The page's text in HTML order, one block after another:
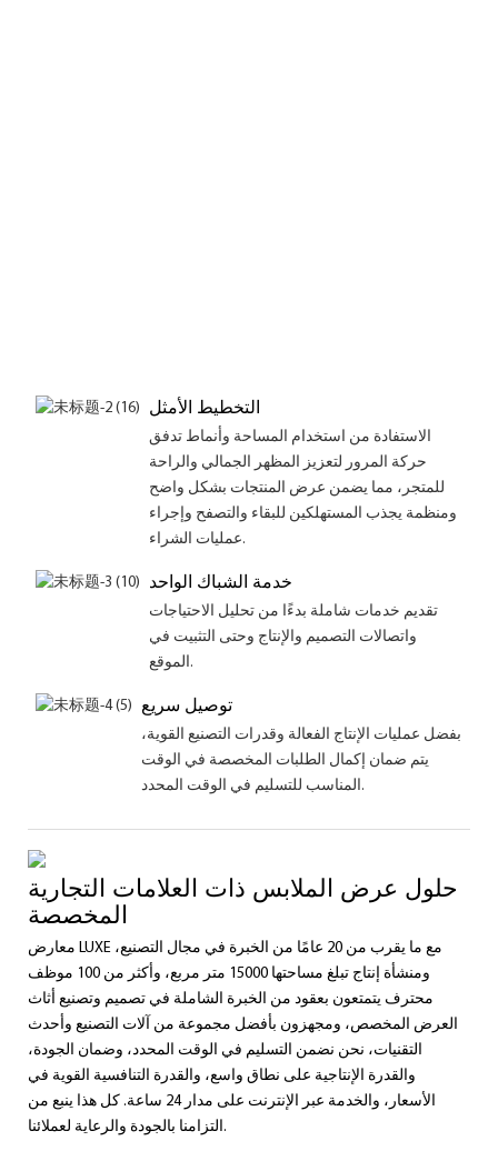
التخطيط الأمثل
الاستفادة من استخدام المساحة وأنماط تدفق
حركة المرور لتعزيز المظهر الجمالي والراحة
للمتجر، مما يضمن عرض المنتجات بشكل واضح
ومنظمة يجذب المستهلكين للبقاء والتصفح وإجراء
عمليات الشراء.
خدمة الشباك الواحد
تقديم خدمات شاملة بدءًا من تحليل الاحتياجات
واتصالات التصميم والإنتاج وحتى التثبيت في
الموقع.
توصيل سريع
بفضل عمليات الإنتاج الفعالة وقدرات التصنيع القوية،
يتم ضمان إكمال الطلبات المخصصة في الوقت
المناسب للتسليم في الوقت المحدد.
حلول عرض الملابس ذات العلامات التجارية
المخصصة
معارض LUXE مع ما يقرب من 20 عامًا من الخبرة في مجال التصنيع،
ومنشأة إنتاج تبلغ مساحتها 15000 متر مربع، وأكثر من 100 موظف
محترف يتمتعون بعقود من الخبرة الشاملة في تصميم وتصنيع أثاث
العرض المخصص، ومجهزون بأفضل مجموعة من آلات التصنيع وأحدث
التقنيات، نحن نضمن التسليم في الوقت المحدد، وضمان الجودة،
والقدرة الإنتاجية على نطاق واسع، والقدرة التنافسية القوية في
الأسعار، والخدمة عبر الإنترنت على مدار 24 ساعة. كل هذا ينبع من
التزامنا بالجودة والرعاية لعملائنا.